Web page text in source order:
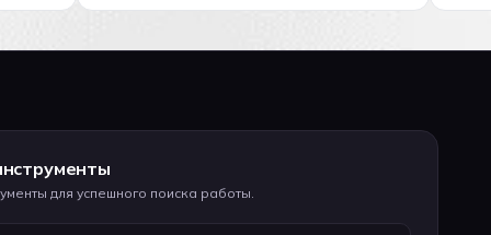
для успешного поиска работы.